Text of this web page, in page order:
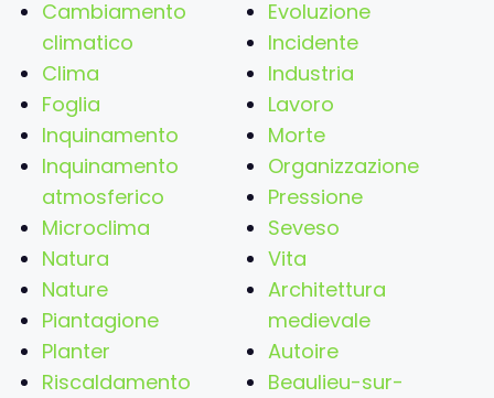
Cambiamento
climatico
Clima
Foglia
Inquinamento
Inquinamento
atmosferico
Microclima
Natura
Nature
Piantagione
Planter
Riscaldamento
Evoluzione
Incidente
Industria
Lavoro
Morte
Organizzazione
Pressione
Seveso
Vita
Architettura
medievale
Autoire
Beaulieu-sur-